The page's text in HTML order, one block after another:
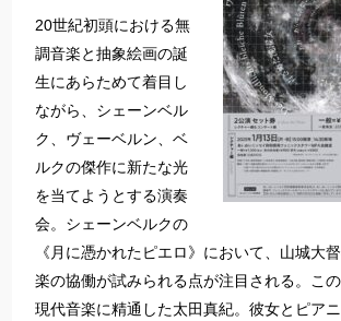
20世紀初頭における無
調音楽と抽象絵画の誕
生にあらためて着目し
ながら、シェーンベル
ク、ヴェーベルン、ベ
ルクの傑作に新たな光
を当てようとする演奏
会。シェーンベルクの
《月に憑かれたピエロ》において、山城大
楽の協働が試みられる点が注目される。この
現代音楽に精通した太田真紀。彼女とピア